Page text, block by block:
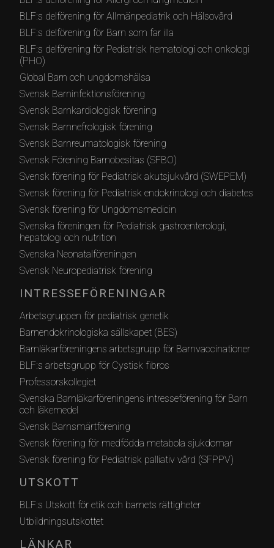
BLF:s delförening för Allmänpediatrik och Hälsovård
BLF:s delförening för Barn som far illa
BLF:s delförening för Pediatrisk hematologi och onkologi
(PHO)
Global Barn och ungdomshälsa
Svensk Barninfektionsförening
Svensk Barnkardiologisk förening
Svensk Barnnefrologisk förening
Svensk Barnreumatologisk förening
Svensk Förening Barnobesitas (SFBO)
Svensk förening för Pediatrisk akutsjukvård (SWEPEM)
Svensk förening för Pediatrisk endokrinologi och diabetes
Svensk förening för Ungdomsmedicin
Svenska föreningen för Pediatrisk gastroenterologi,
hepatologi och nutrition
Svenska Neonatalföreningen
Svensk Neuropediatrisk förening
INTRESSEFÖRENINGAR
Arbetsgruppen för pediatrisk genetik
Barnendokrinologiska sällskapet (BES)
Barnläkarföreningens arbetsgrupp för Barnvaccinationer
BLF:s arbetsgrupp för Cystisk fibros
Professorskollegiet
Svenska Barnläkarföreningens intresseförening för Barn
och läkemedel
Svensk Barnsmärtförening
Svensk förening för medfödda metabola sjukdomar
Svensk förening för Pediatrisk palliativ vård (SFPPV)
UTSKOTT
BLF:s Utskott för etik och barnets rättigheter
Utbildningsutskottet
LÄNKAR